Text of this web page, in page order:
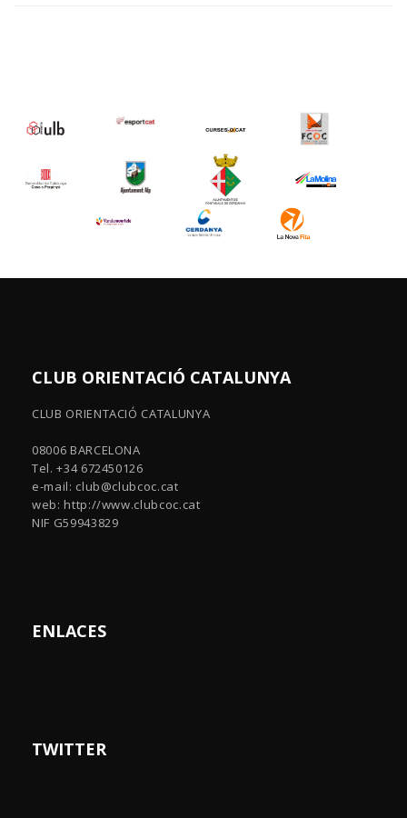
CLUB ORIENTACIÓ CATALUNYA
CLUB ORIENTACIÓ CATALUNYA
08006 BARCELONA
Tel. +34 672450126
e-mail: club@clubcoc.cat
web: http://www.clubcoc.cat
NIF G59943829
ENLACES
TWITTER